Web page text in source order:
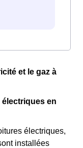
et le gaz à
en
électriques,
installées